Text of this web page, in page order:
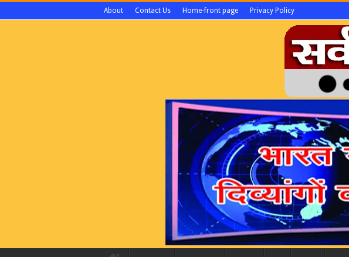
About Contact Us Home-front page Privacy Policy